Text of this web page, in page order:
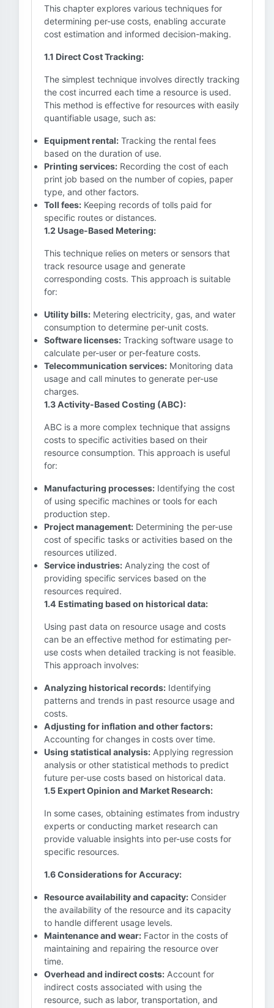
This chapter explores various techniques for
determining per-use costs, enabling accurate
cost estimation and informed decision-making.
1.1 Direct Cost Tracking:
The simplest technique involves directly tracking
the cost incurred each time a resource is used.
This method is effective for resources with easily
quantifiable usage, such as:
Equipment rental: Tracking the rental fees
based on the duration of use.
Printing services: Recording the cost of each
print job based on the number of copies, paper
type, and other factors.
Toll fees: Keeping records of tolls paid for
specific routes or distances.
1.2 Usage-Based Metering:
This technique relies on meters or sensors that
track resource usage and generate
corresponding costs. This approach is suitable
for:
Utility bills: Metering electricity, gas, and water
consumption to determine per-unit costs.
Software licenses: Tracking software usage to
calculate per-user or per-feature costs.
Telecommunication services: Monitoring data
usage and call minutes to generate per-use
charges.
1.3 Activity-Based Costing (ABC):
ABC is a more complex technique that assigns
costs to specific activities based on their
resource consumption. This approach is useful
for:
Manufacturing processes: Identifying the cost
of using specific machines or tools for each
production step.
Project management: Determining the per-use
cost of specific tasks or activities based on the
resources utilized.
Service industries: Analyzing the cost of
providing specific services based on the
resources required.
1.4 Estimating based on historical data:
Using past data on resource usage and costs
can be an effective method for estimating per-
use costs when detailed tracking is not feasible.
This approach involves:
Analyzing historical records: Identifying
patterns and trends in past resource usage and
costs.
Adjusting for inflation and other factors:
Accounting for changes in costs over time.
Using statistical analysis: Applying regression
analysis or other statistical methods to predict
future per-use costs based on historical data.
1.5 Expert Opinion and Market Research:
In some cases, obtaining estimates from industry
experts or conducting market research can
provide valuable insights into per-use costs for
specific resources.
1.6 Considerations for Accuracy:
Resource availability and capacity: Consider
the availability of the resource and its capacity
to handle different usage levels.
Maintenance and wear: Factor in the costs of
maintaining and repairing the resource over
time.
Overhead and indirect costs: Account for
indirect costs associated with using the
resource, such as labor, transportation, and